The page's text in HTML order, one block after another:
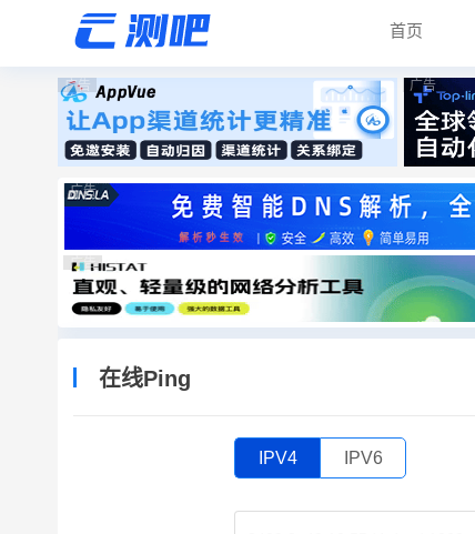
首页
广告 广告
广告
广告
在线Ping
IPV4 IPV6